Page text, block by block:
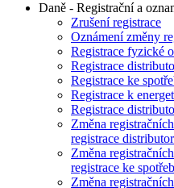
Daně - Registrační a
Zrušení registrace
Oznámení změny
Registrace fyzické
Registrace
Registrace ke
Registrace k
Registrace
Změna
registrace
Změna
registrace ke
Změna